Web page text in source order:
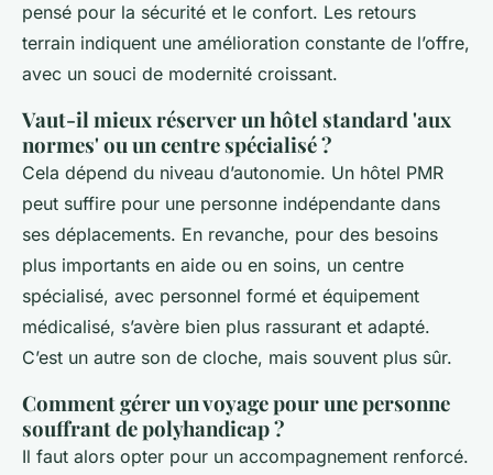
pensé pour la sécurité et le confort. Les retours
terrain indiquent une amélioration constante de l’offre,
avec un souci de modernité croissant.
Vaut-il mieux réserver un hôtel standard 'aux
normes' ou un centre spécialisé ?
Cela dépend du niveau d’autonomie. Un hôtel PMR
peut suffire pour une personne indépendante dans
ses déplacements. En revanche, pour des besoins
plus importants en aide ou en soins, un centre
spécialisé, avec personnel formé et équipement
médicalisé, s’avère bien plus rassurant et adapté.
C’est un autre son de cloche, mais souvent plus sûr.
Comment gérer un voyage pour une personne
souffrant de polyhandicap ?
Il faut alors opter pour un accompagnement renforcé.